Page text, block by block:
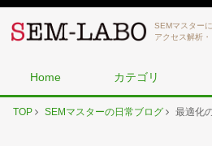
SEMマスター
アクセス解析
Home カテゴリ
TOP SEMマスターの日常ブログ 最適化